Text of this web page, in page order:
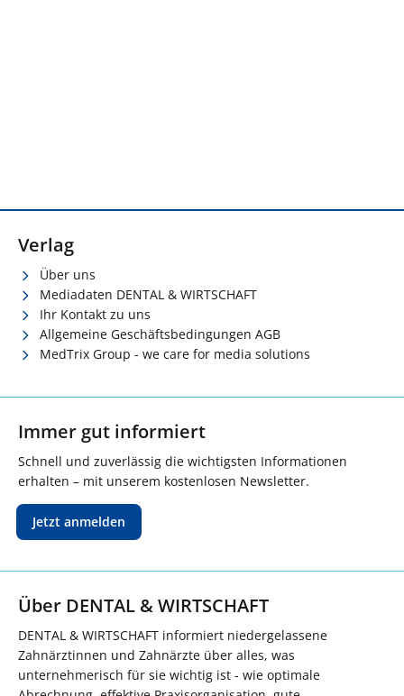
Verlag
Über uns
Mediadaten DENTAL & WIRTSCHAFT
Ihr Kontakt zu uns
Allgemeine Geschäftsbedingungen AGB
MedTrix Group - we care for media solutions
Immer gut informiert
Schnell und zuverlässig die wichtigsten Informationen
erhalten – mit unserem kostenlosen Newsletter.
Jetzt anmelden
Über DENTAL & WIRTSCHAFT
DENTAL & WIRTSCHAFT informiert niedergelassene
Zahnärztinnen und Zahnärzte über alles, was
unternehmerisch für sie wichtig ist - wie optimale